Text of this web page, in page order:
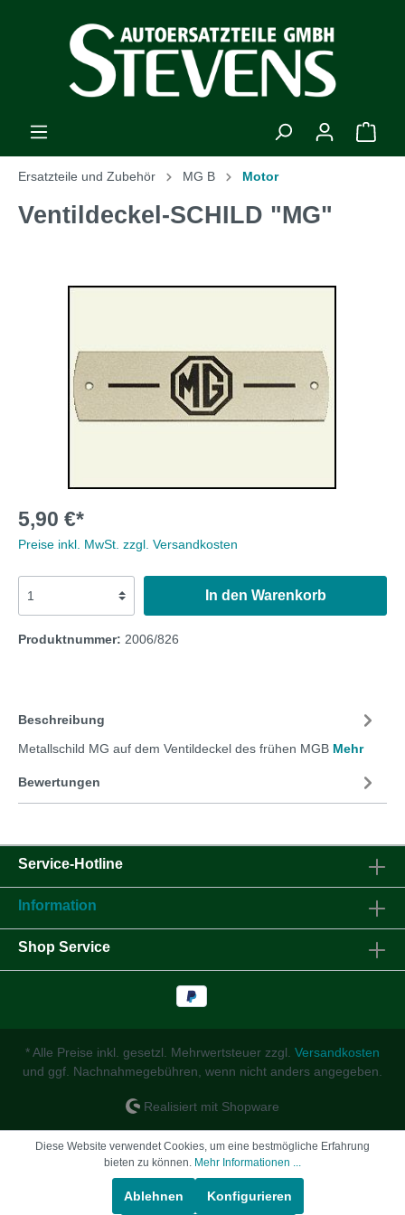
Ersatzteile und Zubehör MG B Motor
Ventildeckel-SCHILD "MG"
5,90 €*
Preise inkl. MwSt. zzgl. Versandkosten
In den Warenkorb
Produktnummer: 2006/826
Beschreibung
Metallschild MG auf dem Ventildeckel des frühen MGB Mehr
Bewertungen
Service-Hotline
Information
Shop Service
* Alle Preise inkl. gesetzl. Mehrwertsteuer zzgl. Versandkosten
und ggf. Nachnahmegebühren, wenn nicht anders angegeben.
Realisiert mit Shopware
Diese Website verwendet Cookies, um eine bestmögliche Erfahrung
bieten zu können. Mehr Informationen ...
Ablehnen Konfigurieren